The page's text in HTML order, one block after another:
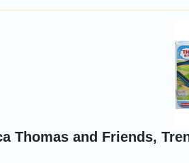
Thomas and Friends,